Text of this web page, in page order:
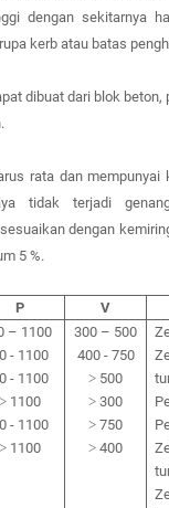
dengan sekitarnya
kerb atau batas
dibuat dari blok beton,
rata dan mempunyai
tidak terjadi
dengan
5 %.
P V
– 1100
- 1100
- 1100
> 1100
- 1100
> 1100
300 – 500
400 - 750
> 500
> 300
> 750
> 400